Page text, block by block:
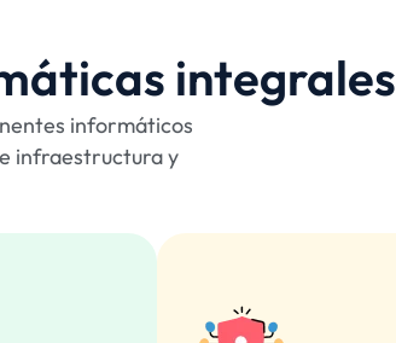
integrales
informáticos
infraestructura y